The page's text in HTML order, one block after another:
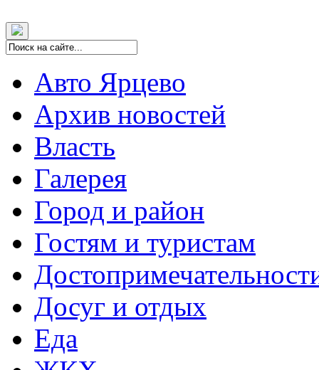
Авто Ярцево
Архив новостей
Власть
Галерея
Город и район
Гостям и туристам
Досуг и отдых
Еда